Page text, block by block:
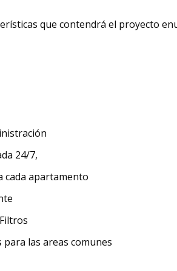
que contendrá el proyecto
24/7,
cada apartamento
para las areas comunes